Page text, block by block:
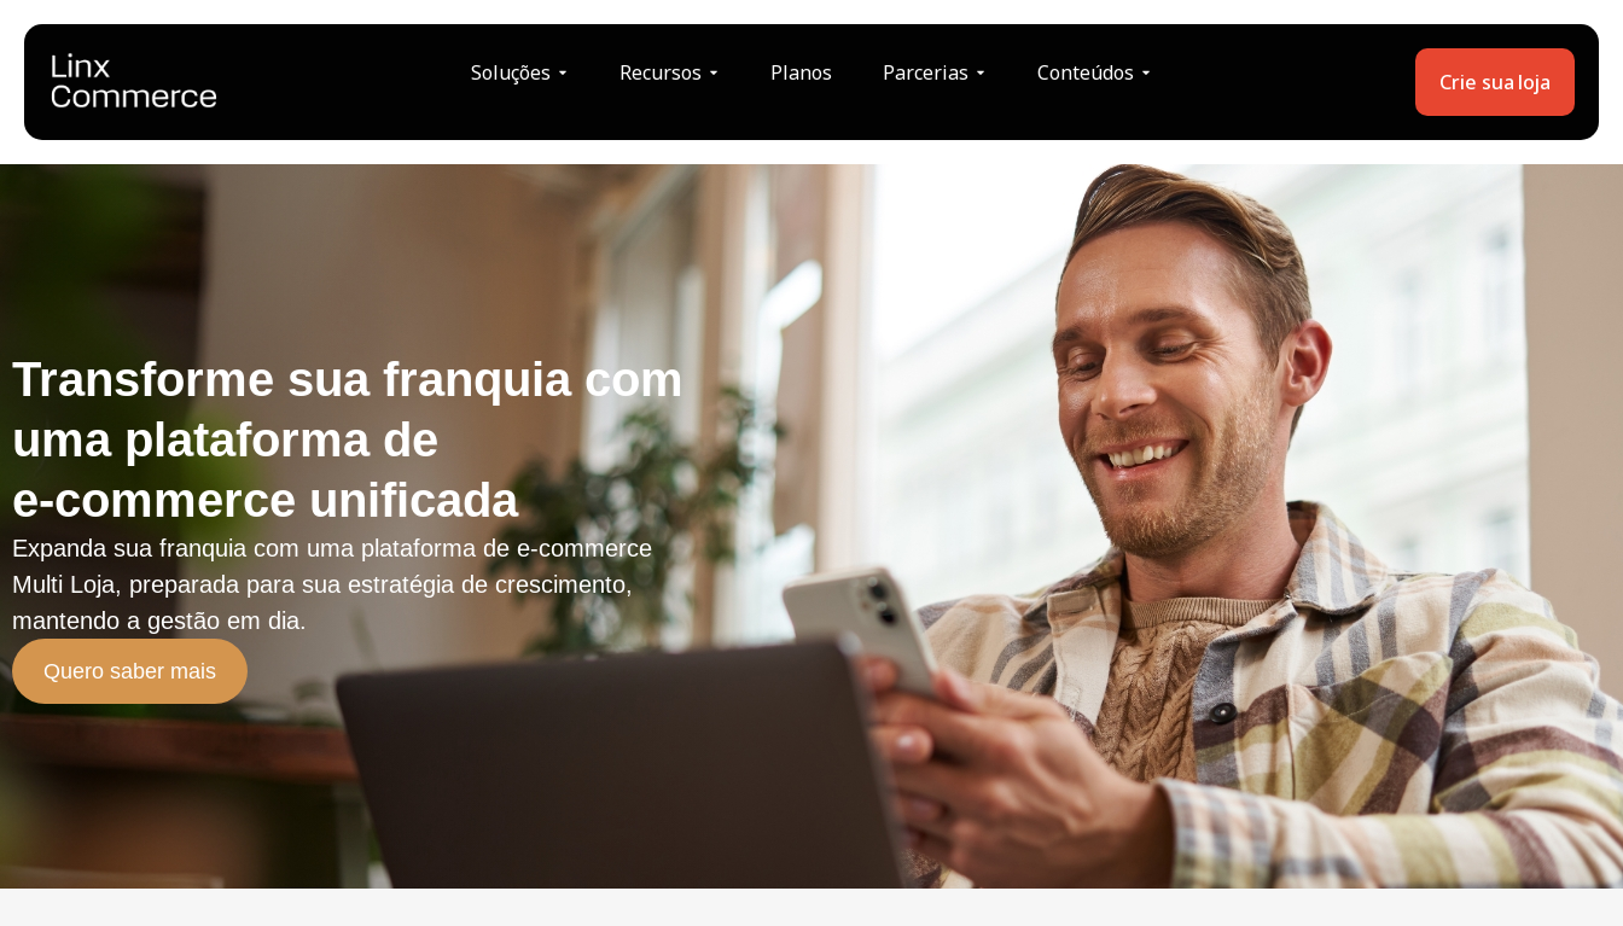
Soluções Recursos Planos Parcerias Conteúdos Crie sua loja
Transforme sua franquia com
uma plataforma de
e‑commerce unificada
Expanda sua franquia com uma plataforma de e‑commerce
Multi Loja, preparada para sua estratégia de crescimento,
mantendo a gestão em dia.
Quero saber mais